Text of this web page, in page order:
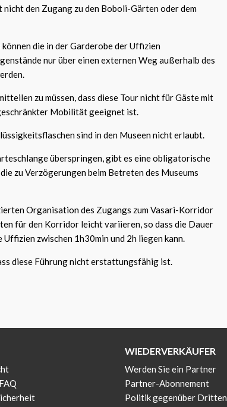
den Zugang zu den Boboli-Gärten oder dem
können die in der Garderobe der Uffizien
nur über einen externen Weg außerhalb des
zu müssen, dass diese Tour nicht für Gäste mit
Mobilität geeignet ist.
sind in den Museen nicht erlaubt.
überspringen, gibt es eine obligatorische
zu Verzögerungen beim Betreten des Museums
Organisation des Zugangs zum Vasari-Korridor
für den Korridor leicht variieren, so dass die Dauer
Uffizien zwischen 1h30min und 2h liegen kann.
diese Führung nicht erstattungsfähig ist.
WIEDERVERKÄUFER
Werden Sie ein Partner
Partner-Abonnement
Politik gegenüber Dritten